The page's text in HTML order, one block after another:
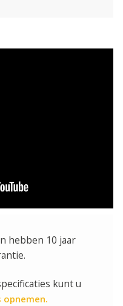
hebben 10 jaar
kunt u